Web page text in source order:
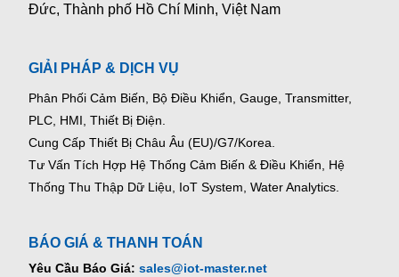
Đức, Thành phố Hồ Chí Minh, Việt Nam
GIẢI PHÁP & DỊCH VỤ
Phân Phối Cảm Biến, Bộ Điều Khiển, Gauge, Transmitter,
PLC, HMI, Thiết Bị Điện.
Cung Cấp Thiết Bị Châu Âu (EU)/G7/Korea.
Tư Vấn Tích Hợp Hệ Thống Cảm Biến & Điều Khiển, Hệ
Thống Thu Thập Dữ Liệu, IoT System, Water Analytics.
BÁO GIÁ & THANH TOÁN
Yêu Cầu Báo Giá: sales@iot-master.net